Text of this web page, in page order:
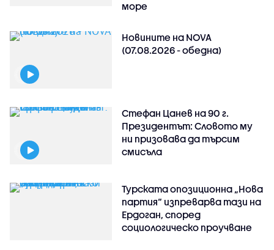
море
Новините на NOVA
(07.08.2026 - обедна)
Стефан Цанев на 90 г.
Президентът: Словото му
ни призовава да търсим
смисъла
Турската опозиционна „Нова
партия“ изпреварва тази на
Ердоган, според
социологическо проучване